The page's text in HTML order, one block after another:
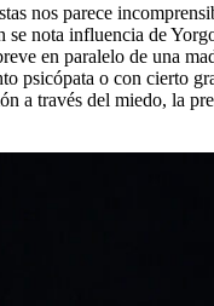
nos parece
se nota influencia de
en paralelo de una
psicópata o con cierto
a través del miedo, la